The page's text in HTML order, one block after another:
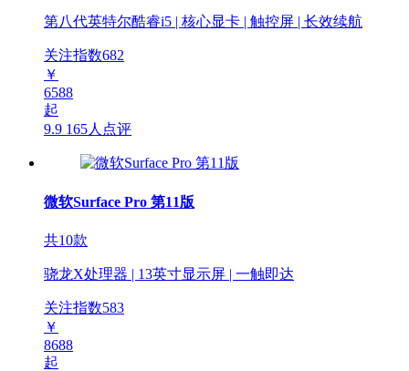
第八代英特尔酷睿i5 | 核心显卡 | 触控屏 | 长效续航
关注指数682
￥
6588
起
9.9 165人点评
微软Surface Pro 第11版
共10款
骁龙X处理器 | 13英寸显示屏 | 一触即达
关注指数583
￥
8688
起